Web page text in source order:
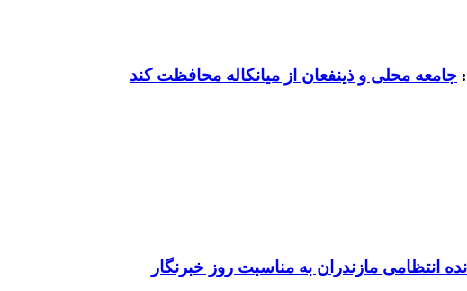
جامعه محلی و ذینفعان از میانکاله محافظت کند
انتظامی مازندران به مناسبت روز خبرنگار